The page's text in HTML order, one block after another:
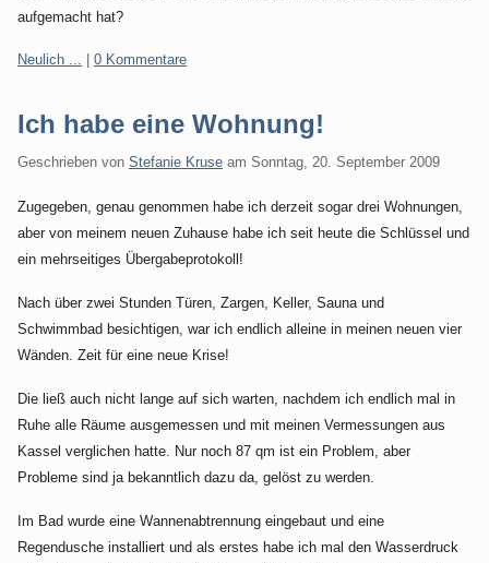
aufgemacht hat?
Kategorien:
Neulich ... 0 Kommentare
Ich habe eine Wohnung!
Geschrieben von Stefanie Kruse am Sonntag, 20. September 2009
Zugegeben, genau genommen habe ich derzeit sogar drei Wohnungen,
aber von meinem neuen Zuhause habe ich seit heute die Schlüssel und
ein mehrseitiges Übergabeprotokoll!
Nach über zwei Stunden Türen, Zargen, Keller, Sauna und
Schwimmbad besichtigen, war ich endlich alleine in meinen neuen vier
Wänden. Zeit für eine neue Krise!
Die ließ auch nicht lange auf sich warten, nachdem ich endlich mal in
Ruhe alle Räume ausgemessen und mit meinen Vermessungen aus
Kassel verglichen hatte. Nur noch 87 qm ist ein Problem, aber
Probleme sind ja bekanntlich dazu da, gelöst zu werden.
Im Bad wurde eine Wannenabtrennung eingebaut und eine
Regendusche installiert und als erstes habe ich mal den Wasserdruck